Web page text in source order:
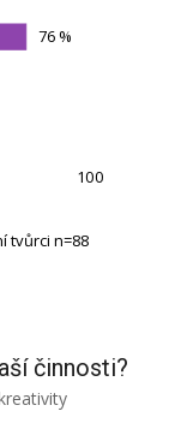
76 %
100
tvůrci n=88
činnosti?